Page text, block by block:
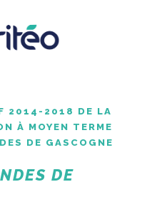
2014-2018 DE LA
À MOYEN TERME
DE GASCOGNE
DE